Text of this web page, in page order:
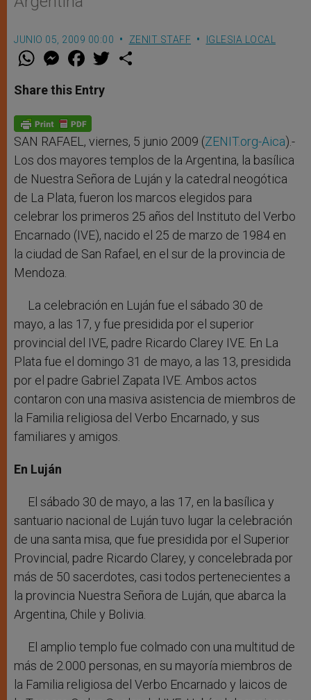
JUNIO 05, 2009 00:00 ZENIT STAFF IGLESIA LOCAL
W
t
s
p
p
M
e
s
e
g
e
r
F
a
e
b
o
k
w
Share this Entry
SAN RAFAEL, viernes, 5 junio 2009 (ZENIT.org-Aica).-
Los dos mayores templos de la Argentina, la basílica
de Nuestra Señora de Luján y la catedral neogótica
de La Plata, fueron los marcos elegidos para
celebrar los primeros 25 años del Instituto del Verbo
Encarnado (IVE), nacido el 25 de marzo de 1984 en
la ciudad de San Rafael, en el sur de la provincia de
Mendoza.
La celebración en Luján fue el sábado 30 de
mayo, a las 17, y fue presidida por el superior
provincial del IVE, padre Ricardo Clarey IVE. En La
Plata fue el domingo 31 de mayo, a las 13, presidida
por el padre Gabriel Zapata IVE. Ambos actos
contaron con una masiva asistencia de miembros de
la Familia religiosa del Verbo Encarnado, y sus
familiares y amigos.
En Luján
El sábado 30 de mayo, a las 17, en la basílica y
santuario nacional de Luján tuvo lugar la celebración
de una santa misa, que fue presidida por el Superior
Provincial, padre Ricardo Clarey, y concelebrada por
más de 50 sacerdotes, casi todos pertenecientes a
la provincia Nuestra Señora de Luján, que abarca la
Argentina, Chile y Bolivia.
El amplio templo fue colmado con una multitud de
más de 2.000 personas, en su mayoría miembros de
la Familia religiosa del Verbo Encarnado y laicos de